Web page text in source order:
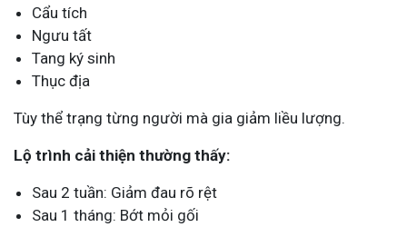
Cẩu tích
Ngưu tất
Tang ký sinh
Thục địa
Tùy thể trạng từng người mà gia giảm liều lượng.
Lộ trình cải thiện thường thấy:
Sau 2 tuần: Giảm đau rõ rệt
Sau 1 tháng: Bớt mỏi gối